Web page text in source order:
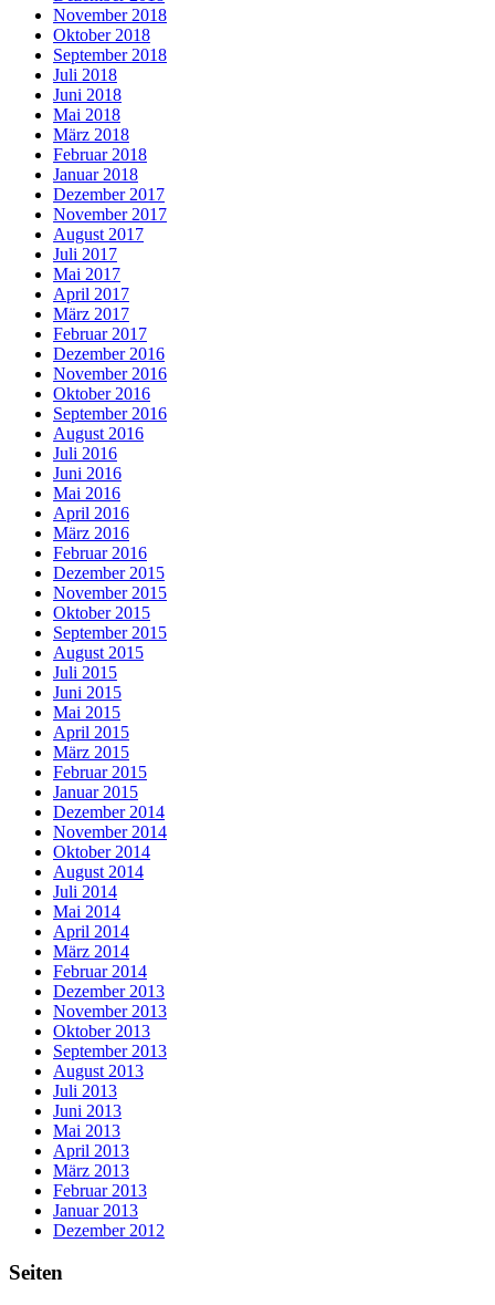
November 2018
Oktober 2018
September 2018
Juli 2018
Juni 2018
Mai 2018
März 2018
Februar 2018
Januar 2018
Dezember 2017
November 2017
August 2017
Juli 2017
Mai 2017
April 2017
März 2017
Februar 2017
Dezember 2016
November 2016
Oktober 2016
September 2016
August 2016
Juli 2016
Juni 2016
Mai 2016
April 2016
März 2016
Februar 2016
Dezember 2015
November 2015
Oktober 2015
September 2015
August 2015
Juli 2015
Juni 2015
Mai 2015
April 2015
März 2015
Februar 2015
Januar 2015
Dezember 2014
November 2014
Oktober 2014
August 2014
Juli 2014
Mai 2014
April 2014
März 2014
Februar 2014
Dezember 2013
November 2013
Oktober 2013
September 2013
August 2013
Juli 2013
Juni 2013
Mai 2013
April 2013
März 2013
Februar 2013
Januar 2013
Dezember 2012
Seiten